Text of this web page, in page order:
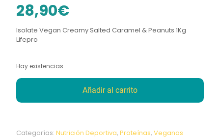
28,90€
Isolate Vegan Creamy Salted Caramel & Peanuts 1Kg
Lifepro
Hay existencias
Añadir al carrito
Categorías: Nutrición Deportiva, Proteínas, Veganas